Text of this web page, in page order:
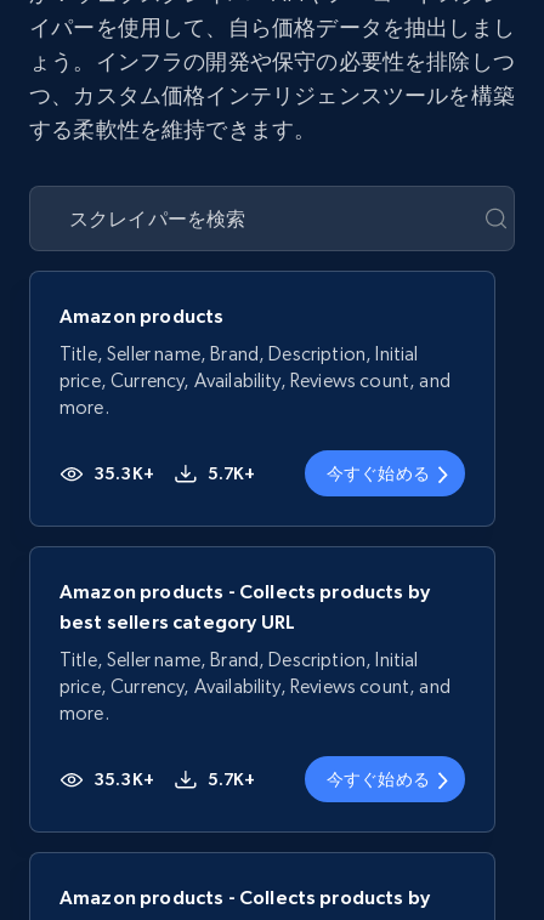
イパーを使用して、自ら価格データを抽出しまし
ょう。インフラの開発や保守の必要性を排除しつ
つ、カスタム価格インテリジェンスツールを構築
する柔軟性を維持できます。
Amazon products
Title, Seller name, Brand, Description, Initial
price, Currency, Availability, Reviews count, and
more.
35.3K+ 5.7K+ 今すぐ始める
Amazon products - Collects products by
best sellers category URL
Title, Seller name, Brand, Description, Initial
price, Currency, Availability, Reviews count, and
more.
35.3K+ 5.7K+ 今すぐ始める
Amazon products - Collects products by